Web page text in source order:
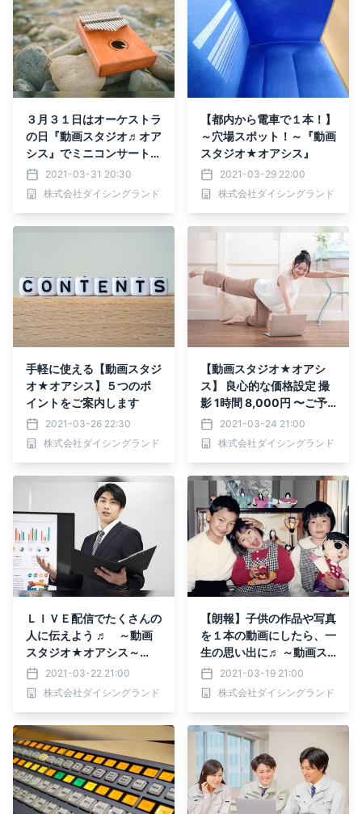
３月３１日はオーケストラ
の日『動画スタジオ♬オア
シス』でミニコンサートLI
VE配信はいかがでしょう
2021-03-31 20:30
株式会社ダイシングランド
【都内から電車で１本！】
～穴場スポット！～『動画
スタジオ★オアシス』
2021-03-29 22:00
株式会社ダイシングランド
手軽に使える【動画スタジ
オ★オアシス】５つのポ
イントをご案内します
2021-03-26 22:30
株式会社ダイシングランド
【動画スタジオ★オアシ
ス】 良心的な価格設定 撮
影 1時間 8,000円 〜ご予
約・ご相談承ります～
2021-03-24 21:00
株式会社ダイシングランド
ＬＩＶＥ配信でたくさんの
人に伝えよう ♬ ～動画
スタジオ★オアシス～
【予約受付中】
2021-03-22 21:00
株式会社ダイシングランド
【朗報】子供の作品や写真
を１本の動画にしたら、一
生の思い出に♬ ～動画ス
タジオ★オアシス～
2021-03-19 21:00
株式会社ダイシングランド